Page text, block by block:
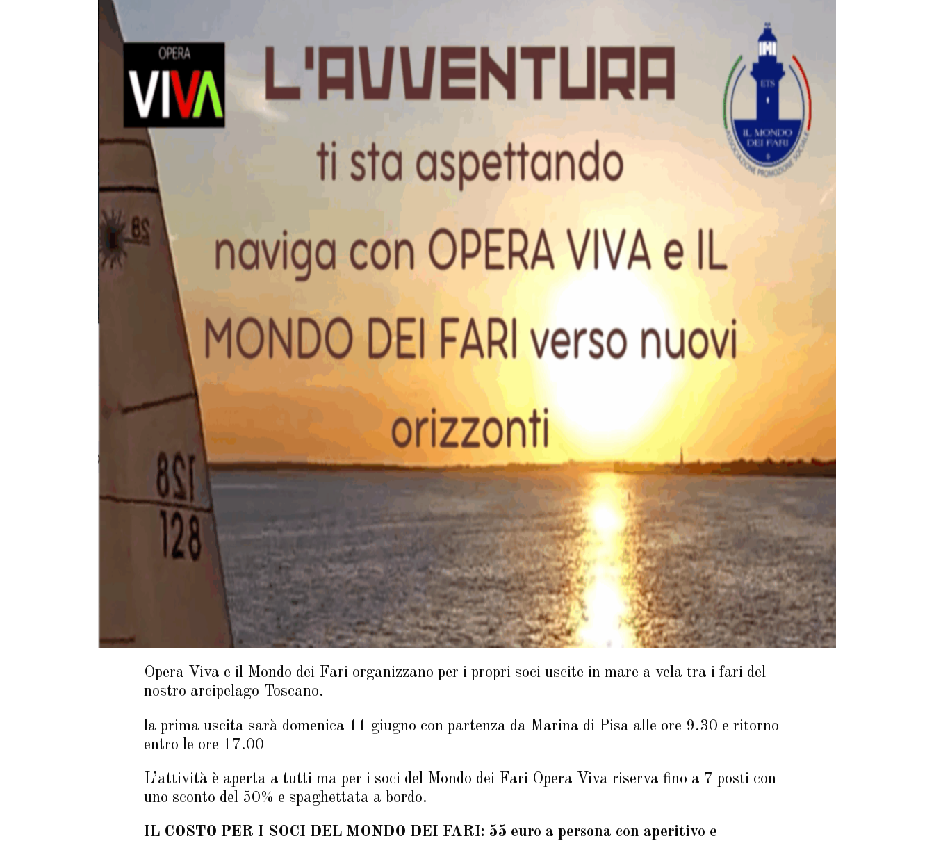
Opera Viva e il Mondo dei Fari organizzano per i propri soci uscite in mare a vela tra i fari del
nostro arcipelago Toscano.
la prima uscita sarà domenica 11 giugno con partenza da Marina di Pisa alle ore 9.30 e ritorno
entro le ore 17.00
L’attività è aperta a tutti ma per i soci del Mondo dei Fari Opera Viva riserva fino a 7 posti con
uno sconto del 50% e spaghettata a bordo.
IL COSTO PER I SOCI DEL MONDO DEI FARI: 55 euro a persona con aperitivo e